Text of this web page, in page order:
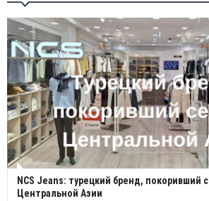
NCS Jeans: турецкий бренд, покоривший
Центральной Азии